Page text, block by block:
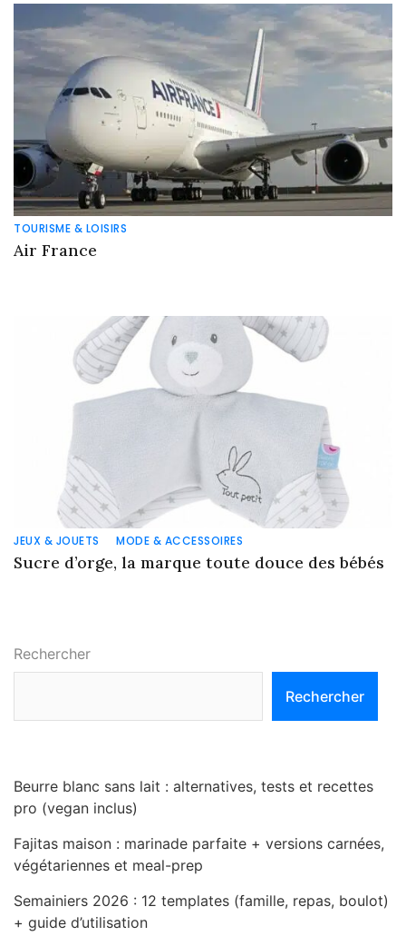
TOURISME & LOISIRS
Air France
JEUX & JOUETS MODE & ACCESSOIRES
Sucre d’orge, la marque toute douce des bébés
Rechercher
Rechercher
Beurre blanc sans lait : alternatives, tests et recettes
pro (vegan inclus)
Fajitas maison : marinade parfaite + versions carnées,
végétariennes et meal-prep
Semainiers 2026 : 12 templates (famille, repas, boulot)
+ guide d’utilisation